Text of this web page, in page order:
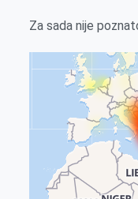
Za sada nije